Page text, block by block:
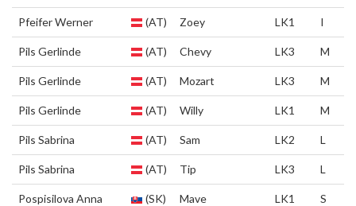
Pfeifer Werner (AT) Zoey LK1 I
Pils Gerlinde (AT) Chevy LK3 M
Pils Gerlinde (AT) Mozart LK3 M
Pils Gerlinde (AT) Willy LK1 M
Pils Sabrina (AT) Sam LK2 L
Pils Sabrina (AT) Tip LK3 L
Pospisilova Anna (SK) Mave LK1 S